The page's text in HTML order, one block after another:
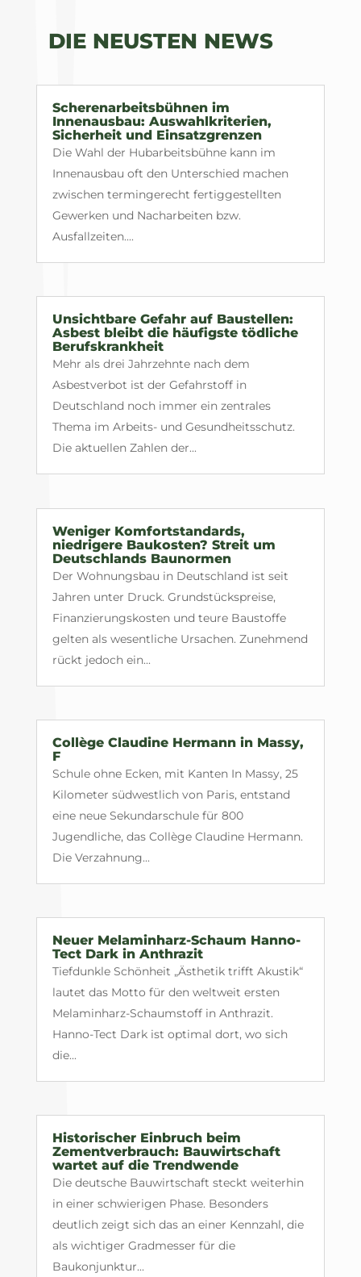
DIE NEUSTEN NEWS
Scherenarbeitsbühnen im
Innenausbau: Auswahlkriterien,
Sicherheit und Einsatzgrenzen
Die Wahl der Hubarbeitsbühne kann im
Innenausbau oft den Unterschied machen
zwischen termingerecht fertiggestellten
Gewerken und Nacharbeiten bzw.
Ausfallzeiten....
Unsichtbare Gefahr auf Baustellen:
Asbest bleibt die häufigste tödliche
Berufskrankheit
Mehr als drei Jahrzehnte nach dem
Asbestverbot ist der Gefahrstoff in
Deutschland noch immer ein zentrales
Thema im Arbeits- und Gesundheitsschutz.
Die aktuellen Zahlen der...
Weniger Komfortstandards,
niedrigere Baukosten? Streit um
Deutschlands Baunormen
Der Wohnungsbau in Deutschland ist seit
Jahren unter Druck. Grundstückspreise,
Finanzierungskosten und teure Baustoffe
gelten als wesentliche Ursachen. Zunehmend
rückt jedoch ein...
Collège Claudine Hermann in Massy,
F
Schule ohne Ecken, mit Kanten In Massy, 25
Kilometer südwestlich von Paris, entstand
eine neue Sekundarschule für 800
Jugendliche, das Collège Claudine Hermann.
Die Verzahnung...
Neuer Melaminharz-Schaum Hanno-
Tect Dark in Anthrazit
Tiefdunkle Schönheit „Ästhetik trifft Akustik“
lautet das Motto für den weltweit ersten
Melaminharz-Schaumstoff in Anthrazit.
Hanno-Tect Dark ist optimal dort, wo sich
die...
Historischer Einbruch beim
Zementverbrauch: Bauwirtschaft
wartet auf die Trendwende
Die deutsche Bauwirtschaft steckt weiterhin
in einer schwierigen Phase. Besonders
deutlich zeigt sich das an einer Kennzahl, die
als wichtiger Gradmesser für die
Baukonjunktur...